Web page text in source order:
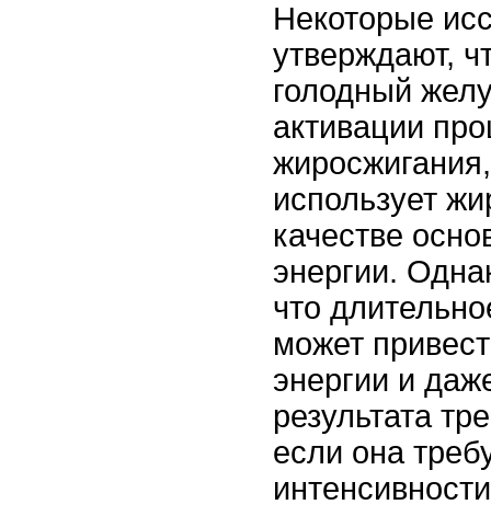
Некоторые
утверждают,
голодный
активации
использует
качестве
энергии.
что
может
энергии и
результата
если она